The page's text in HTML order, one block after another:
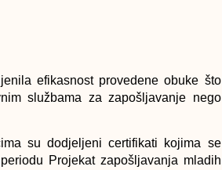
efikasnost provedene obuke što
službama za zapošljavanje nego
su dodjeljeni certifikati kojima se
Projekat zapošljavanja mladih